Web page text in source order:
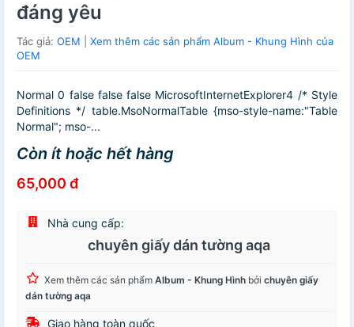
đáng yêu
Tác giả: OEM
Xem thêm các sản phẩm Album - Khung Hình của
OEM
Normal 0 false false false MicrosoftInternetExplorer4 /* Style
Definitions */ table.MsoNormalTable {mso-style-name:"Table
Normal"; mso-...
Còn ít hoặc hết hàng
65,000 đ
Nhà cung cấp:
chuyên giấy dán tường aqa
Xem thêm các sản phẩm Album - Khung Hình bởi chuyên giấy
dán tường aqa
Giao hàng toàn quốc